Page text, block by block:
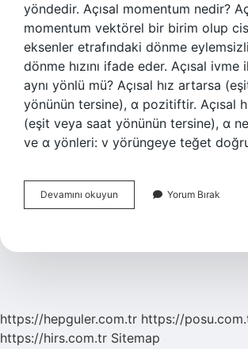
yöndedir. Açısal momentum nedir?
momentum vektörel bir birim olup
eksenler etrafındaki dönme
dönme hızını ifade eder. Açısal ivme
aynı yönlü mü? Açısal hız artarsa
yönünün tersine), α pozitiftir. Açısal
(eşit veya saat yönünün tersine), α
ve α yönleri: v yörüngeye teğet
Devamını okuyun
Hız
Momentum
Yorum Bırak
https://hepguler.com.tr https://
https://hirs.com.tr Sitemap